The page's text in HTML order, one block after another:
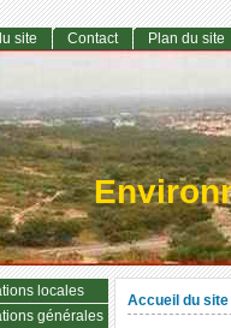
Accueil du site
site Contact Plan du site
locales
générales